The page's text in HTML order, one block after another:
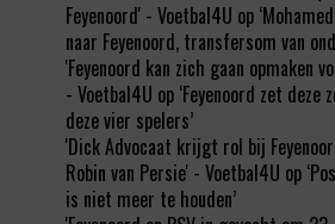
Feyenoord' - Voetbal4U op
naar Feyenoord, transfersom van
'Feyenoord kan zich gaan opmaken
- Voetbal4U op ‘Feyenoord zet
deze vier spelers’
'Dick Advocaat krijgt rol bij
Robin van Persie' - Voetbal4U op
is niet meer te houden’